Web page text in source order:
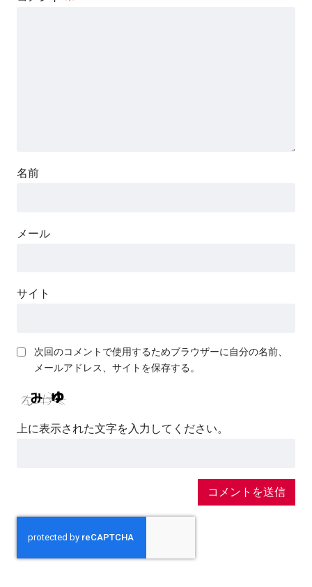
名前
メール
サイト
次回のコメントで使用するためブラウザーに自分の名前、
メールアドレス、サイトを保存する。
上に表示された文字を入力してください。